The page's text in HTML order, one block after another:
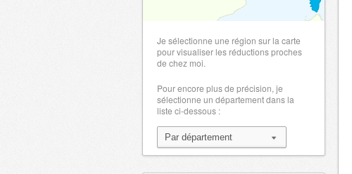
Je sélectionne une région sur la carte
pour visualiser les réductions proches
de chez moi.
Pour encore plus de précision, je
sélectionne un département dans la
liste ci-dessous :